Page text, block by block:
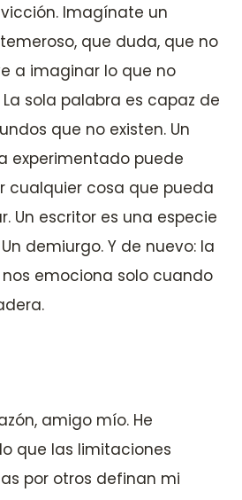
Imagínate un
que duda, que no
a imaginar lo que no
sola palabra es capaz de
que no existen. Un
experimentado puede
cualquier cosa que pueda
Un escritor es una especie
demiurgo. Y de nuevo: la
emociona solo cuando
amigo mío. He
que las limitaciones
por otros definan mi